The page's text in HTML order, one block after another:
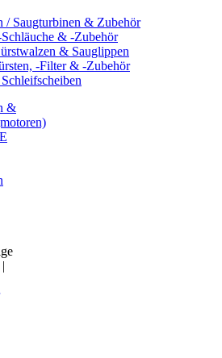
/ Saugturbinen & Zubehör
& -Zubehör
& Sauglippen
-Filter & -Zubehör
&